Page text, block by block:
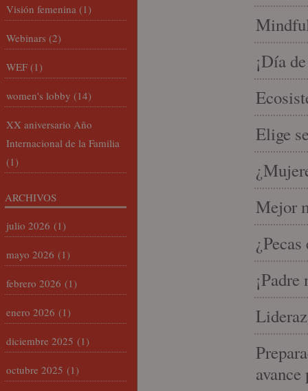
¡Día
Elige
Mejor
Visión femenina (1)
Webinars (2)
WEF (1)
women's lobby (14)
XX aniversario Año
Internacional de la Familia
(1)
ARCHIVOS
julio 2026 (1)
mayo 2026 (1)
febrero 2026 (1)
enero 2026 (1)
diciembre 2025 (1)
octubre 2025 (1)